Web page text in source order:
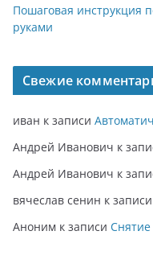
Пошаговая инструкция
руками
Свежие
иван к записи
Андрей Иванович к
Андрей Иванович к
вячеслав сенин к записи
Аноним к записи Снятие